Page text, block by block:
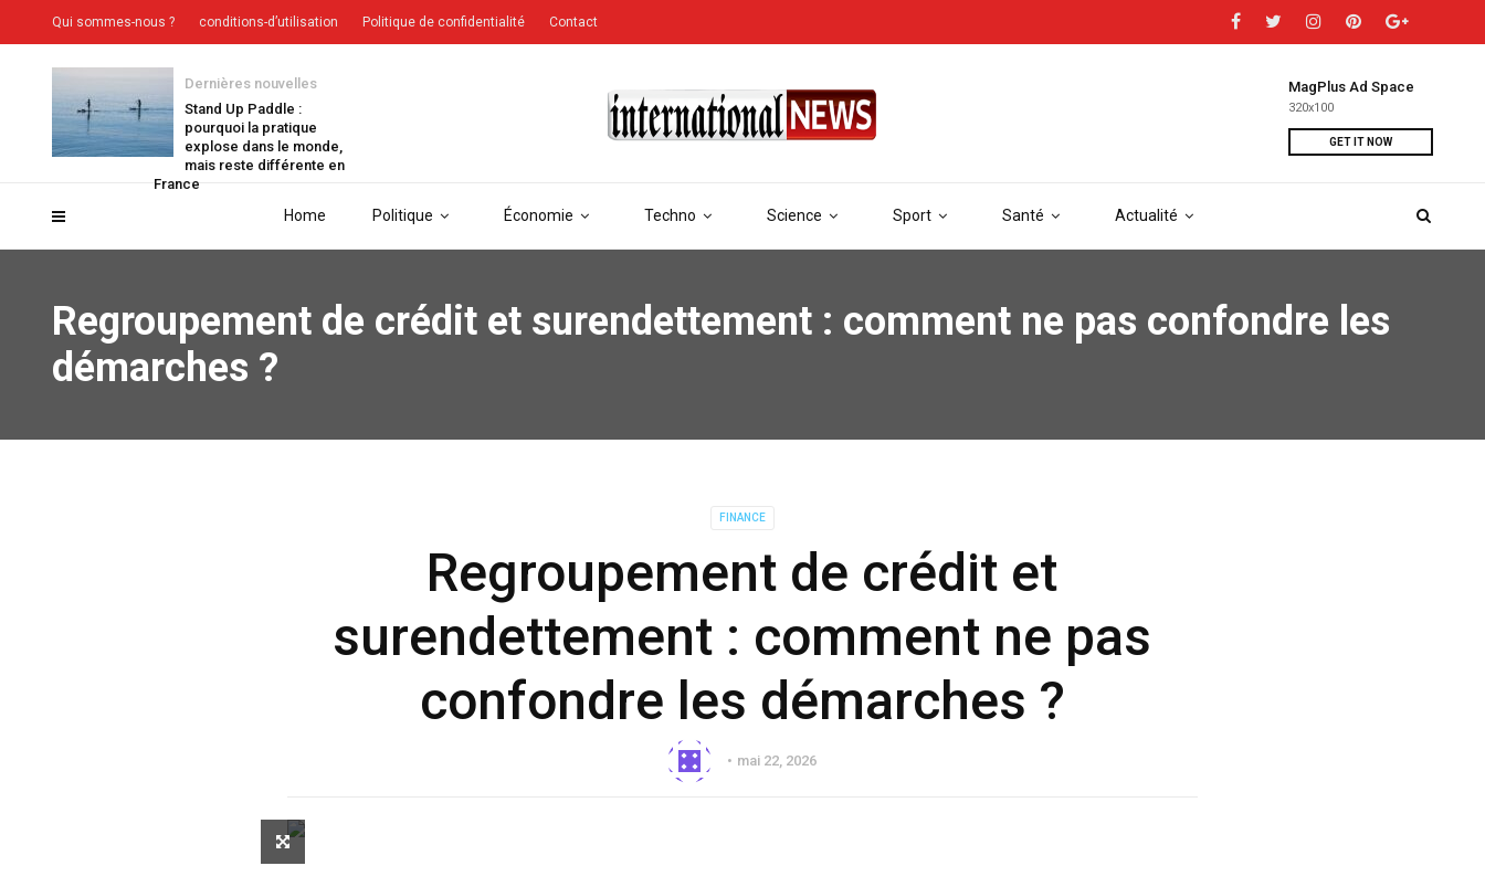
Home Politique Économie Techno Science Sport Santé Actualité
MagPlus Ad Space
320x100
GET IT NOW
Dernières nouvelles
Stand Up Paddle :
pourquoi la pratique
explose dans le monde,
mais reste différente en
France
Qui sommes-nous ? conditions-d’utilisation Politique de confidentialité Contact
Regroupement de crédit et surendettement : comment ne pas confondre les
démarches ?
FINANCE
Regroupement de crédit et
surendettement : comment ne pas
confondre les démarches ?
mai 22, 2026